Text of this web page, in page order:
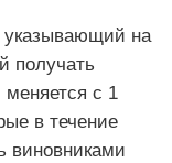
на
получать
с 1
в течение
виновниками